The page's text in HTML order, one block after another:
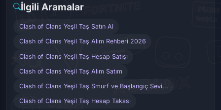
İlgili Aramalar
Clash of Clans Yeşil Taş Satın Al
Clash of Clans Yeşil Taş Alım Rehberi 2026
Clash of Clans Yeşil Taş Hesap Satışı
Clash of Clans Yeşil Taş Alım Satım
Clash of Clans Yeşil Taş Smurf ve Başlangıç Sevi...
Clash of Clans Yeşil Taş Hesap Takası